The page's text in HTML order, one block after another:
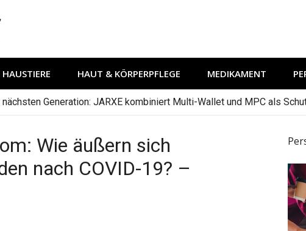
HAUSTIERE HAUT & KÖRPERPFLEGE MEDIKAMENT
Generation: JARXE kombiniert Multi-Wallet und MPC als
Wie äußern sich
nach COVID-19? –